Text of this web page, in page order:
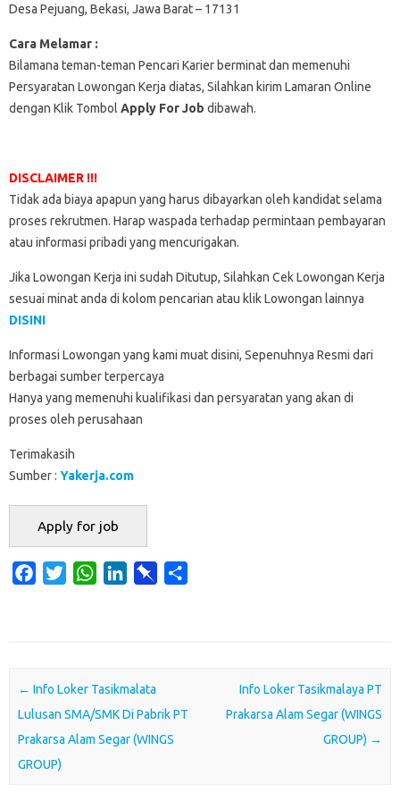
Desa Pejuang, Bekasi, Jawa Barat – 17131
Cara Melamar :
Bilamana teman-teman Pencari Karier berminat dan memenuhi
Persyaratan Lowongan Kerja diatas, Silahkan kirim Lamaran Online
dengan Klik Tombol Apply For Job dibawah.
DISCLAIMER !!!
Tidak ada biaya apapun yang harus dibayarkan oleh kandidat selama
proses rekrutmen. Harap waspada terhadap permintaan pembayaran
atau informasi pribadi yang mencurigakan.
Jika Lowongan Kerja ini sudah Ditutup, Silahkan Cek Lowongan Kerja
sesuai minat anda di kolom pencarian atau klik Lowongan lainnya
DISINI
Informasi Lowongan yang kami muat disini, Sepenuhnya Resmi dari
berbagai sumber terpercaya
Hanya yang memenuhi kualifikasi dan persyaratan yang akan di
proses oleh perusahaan
Terimakasih
Sumber : Yakerja.com
o
o
k
e
r
W
A
p
p
d
I
n
r
d
Post navigation
← Info Loker Tasikmalata
Lulusan SMA/SMK Di Pabrik PT
Prakarsa Alam Segar (WINGS
GROUP)
Info Loker Tasikmalaya PT
Prakarsa Alam Segar (WINGS
GROUP) →